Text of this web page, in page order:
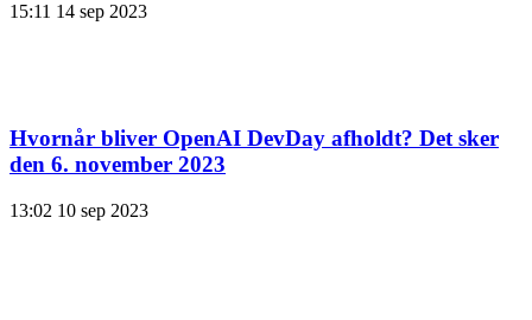
15:11 14 sep 2023
Hvornår bliver OpenAI DevDay afholdt? Det sker
den 6. november 2023
13:02 10 sep 2023